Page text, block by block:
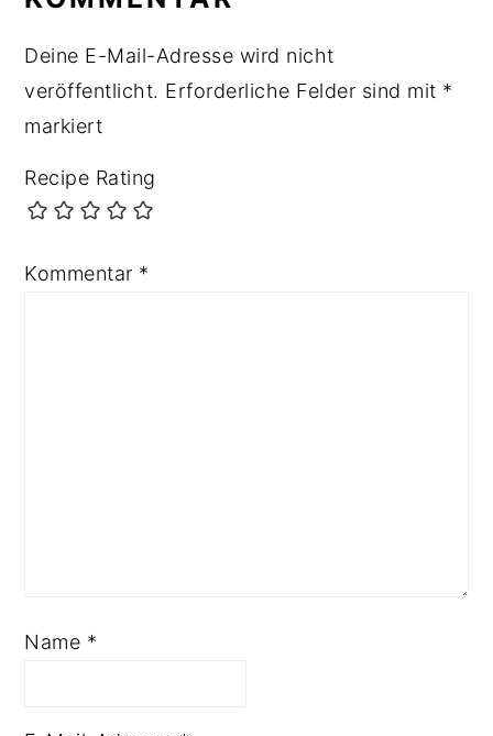
Deine E-Mail-Adresse wird nicht
veröffentlicht. Erforderliche Felder sind mit *
markiert
Recipe Rating
Kommentar *
Name *